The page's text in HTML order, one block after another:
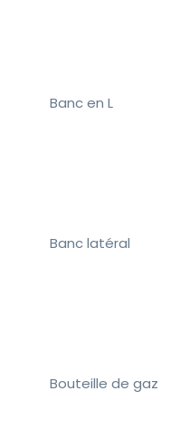
Banc en L
Banc latéral
Bouteille de gaz